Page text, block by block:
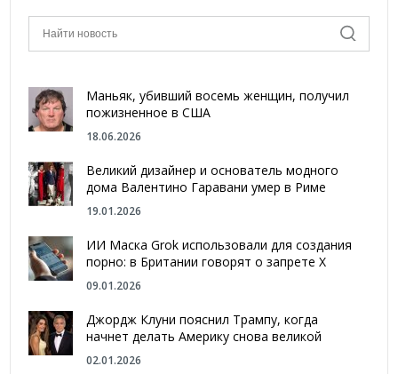
Маньяк, убивший восемь женщин, получил
пожизненное в США
18.06.2026
Великий дизайнер и основатель модного
дома Валентино Гаравани умер в Риме
19.01.2026
ИИ Маска Grok использовали для создания
порно: в Британии говорят о запрете Х
09.01.2026
Джордж Клуни пояснил Трампу, когда
начнет делать Америку снова великой
02.01.2026